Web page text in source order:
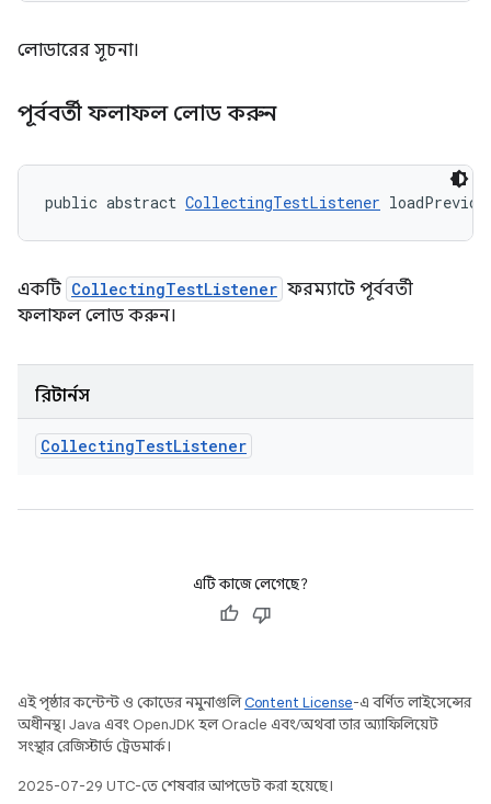
লোডারের সূচনা।
পূর্ববর্তী ফলাফল লোড করুন
public abstract CollectingTestListener
একটি CollectingTestListener ফরম্যাটে পূর্ববর্তী
ফলাফল লোড করুন।
রিটার্নস
CollectingTestListener
এটি কাজে লেগেছে?
এই পৃষ্ঠার কন্টেন্ট ও কোডের নমুনাগুলিContent License-এ বর্ণিত লাইসেন্সের
অধীনস্থ। Java এবং OpenJDK হল Oracle এবং/অথবা তার অ্যাফিলিয়েট
সংস্থার রেজিস্টার্ড ট্রেডমার্ক।
2025-07-29 UTC-তে শেষবার আপডেট করা হয়েছে।